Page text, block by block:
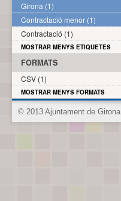
Girona (1)
Contractació menor (1)
Contractació (1)
MOSTRAR MENYS ETIQUETES
FORMATS
CSV (1)
MOSTRAR MENYS FORMATS
© 2013 Ajuntament de Girona